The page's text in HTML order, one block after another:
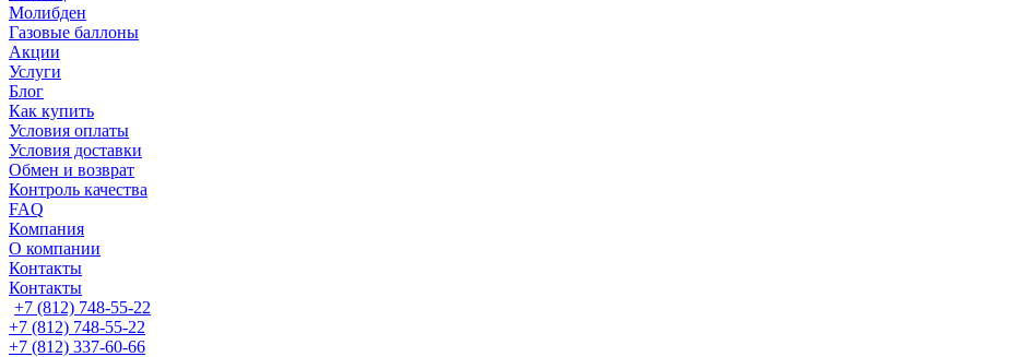
Молибден
Газовые баллоны
Акции
Услуги
Блог
Как купить
Условия оплаты
Условия доставки
Обмен и возврат
Контроль качества
FAQ
Компания
О компании
Контакты
Контакты
+7 (812) 748-55-22
+7 (812) 748-55-22
+7 (812) 337-60-66